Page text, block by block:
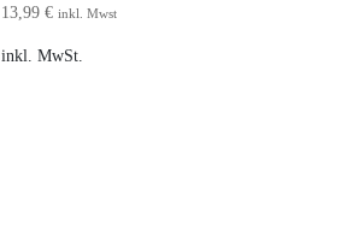
13,99 € inkl. Mwst
inkl. MwSt.